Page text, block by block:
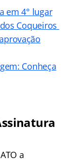
em 4° lugar
Coqueiros
Conheça
a